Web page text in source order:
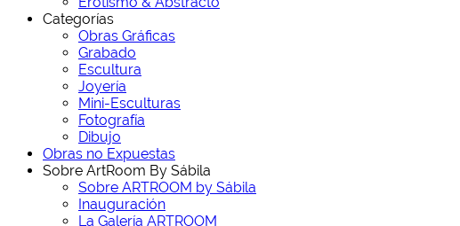
Categorías
Obras Gráficas
Grabado
Escultura
Joyería
Mini-Esculturas
Fotografía
Dibujo
Obras no Expuestas
Sobre ArtRoom By Sábila
Sobre ARTROOM by Sábila
Inauguración
La Galería ARTROOM